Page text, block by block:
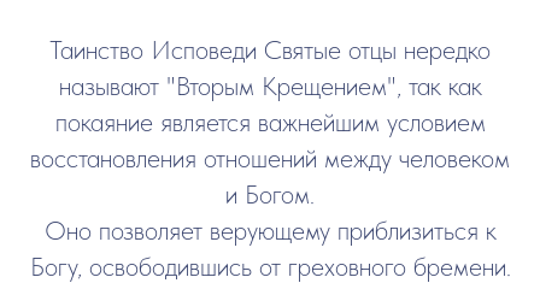
Таинство Исповеди Святые отцы нередко
называют "Вторым Крещением", так как
покаяние является важнейшим условием
восстановления отношений между человеком
и Богом.
Оно позволяет верующему приблизиться к
Богу, освободившись от греховного бремени.